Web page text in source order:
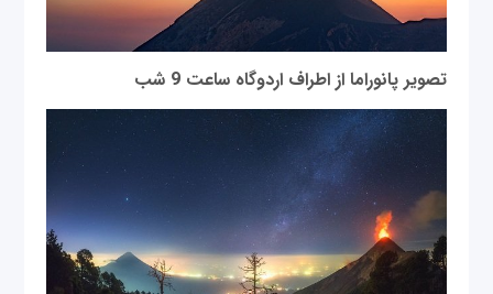
تصویر پانوراما از اطراف اردوگاه ساعت 9 شب